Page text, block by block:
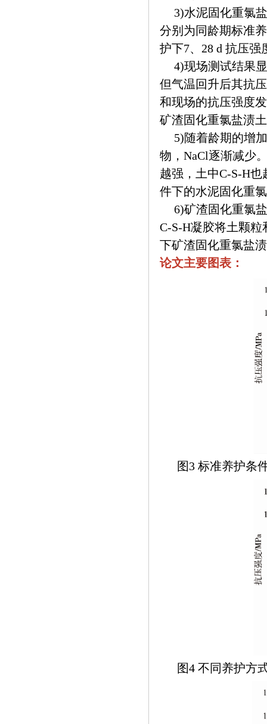
3)水泥固化重氯
分别为同龄期标准
护下7、28 d 抗压强
4)现场测试结果
但气温回升后其抗
和现场的抗压强度
矿渣固化重氯盐渍
5)随着龄期的增
物，NaCl逐渐减少
越强，土中C-S-H
件下的水泥固化重
6)矿渣固化重氯
C-S-H凝胶将土颗
下矿渣固化重氯盐
论文主要图表：
图3 标准养护条
图4 不同养护方